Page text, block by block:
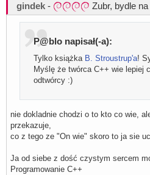
gindek - Zubr, bydle
P@blo napisał(-a):
Tylko książka B. Stroustrup'a!
Myślę że twórca C++ wie lepiej
odtwórcy :)
nie dokladnie chodzi o to kto co wie,
przekazuje,
co z tego ze "On wie" skoro to ja sie
Ja od siebe z dość czystym sercem
Programowanie C++